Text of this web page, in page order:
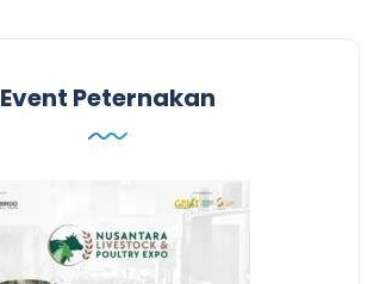
Event Peternakan